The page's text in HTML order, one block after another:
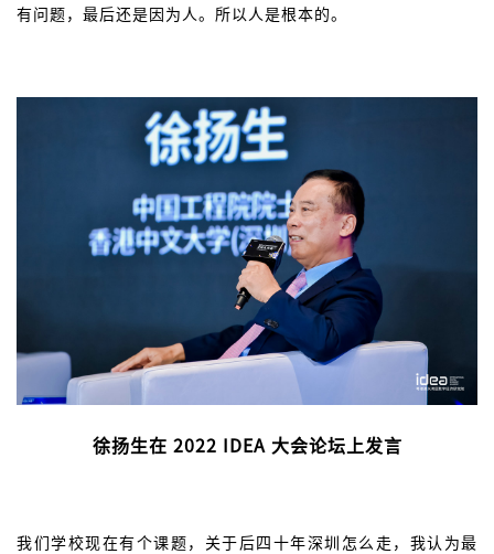
有问题，最后还是因为人。所以人是根本的。
徐扬生在 2022 IDEA 大会论坛上发言
我们学校现在有个课题，关于后四十年深圳怎么走，我认为最